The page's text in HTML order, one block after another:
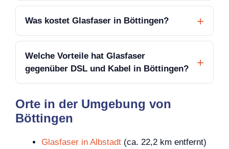
Was kostet Glasfaser in Böttingen?
Welche Vorteile hat Glasfaser
gegenüber DSL und Kabel in Böttingen?
Orte in der Umgebung von
Böttingen
Glasfaser in Albstadt (ca. 22,2 km entfernt)